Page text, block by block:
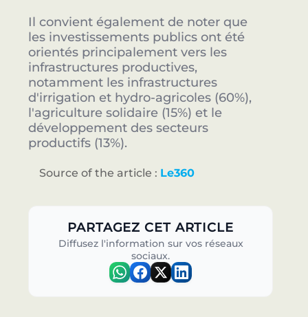
Il convient également de noter que
les investissements publics ont été
orientés principalement vers les
infrastructures productives,
notamment les infrastructures
d'irrigation et hydro-agricoles (60%),
l'agriculture solidaire (15%) et le
développement des secteurs
productifs (13%).
Source of the article : Le360
PARTAGEZ CET ARTICLE
Diffusez l'information sur vos réseaux
sociaux.